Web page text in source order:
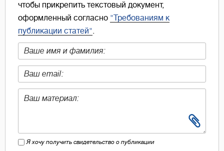
чтобы прикрепить текстовый документ,
оформленный согласно "Требованиям к
публикации статей".
Я хочу получить свидетельство о публикации